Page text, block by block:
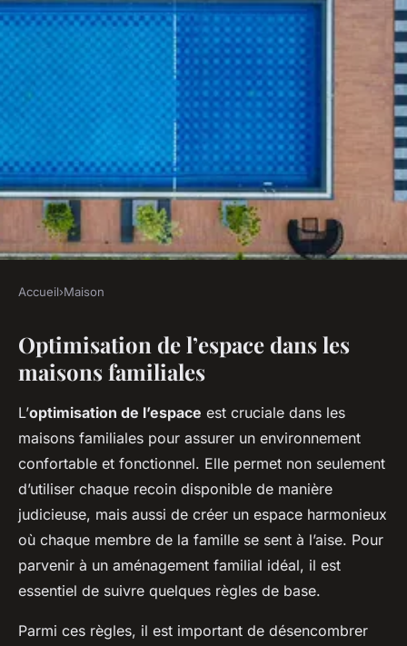
Aménagement astucieux :
Idées innovantes pour
transformer votre maison
familiale en un espace
optimisé
Lya•24 avril 2025 •8 min de lecture
Accueil›Maison
Optimisation de l’espace dans les
maisons familiales
L’optimisation de l’espace est cruciale dans les
maisons familiales pour assurer un environnement
confortable et fonctionnel. Elle permet non seulement
d’utiliser chaque recoin disponible de manière
judicieuse, mais aussi de créer un espace harmonieux
où chaque membre de la famille se sent à l’aise. Pour
parvenir à un aménagement familial idéal, il est
essentiel de suivre quelques règles de base.
Parmi ces règles, il est important de désencombrer